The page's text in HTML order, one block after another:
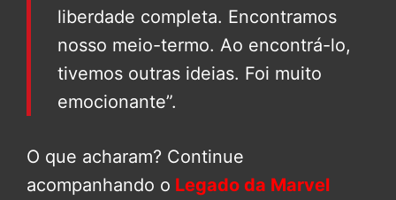
liberdade completa. Encontramos
nosso meio-termo. Ao encontrá-lo,
tivemos outras ideias. Foi muito
emocionante”.
O que acharam? Continue
acompanhando o Legado da Marvel